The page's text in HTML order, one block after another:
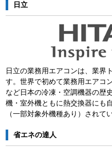
日立
日立の業務用エアコンは、業界
す。世界で初めて業務用エアコ
など日本の冷凍・空調機器の歴
機・室外機ともに熱交換器にも
（一部対象外機種あり）されて
省エネの達人